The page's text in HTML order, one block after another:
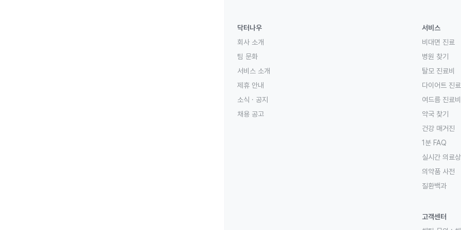
닥터나우
회사 소개
팀 문화
서비스 소개
제휴 안내
소식 · 공지
채용 공고
서비스
비대면 진료
병원 찾기
탈모 진료비
다이어트 진료
여드름 진료비
약국 찾기
건강 매거진
1분 FAQ
실시간 의료
의약품 사전
질환백과
고객센터